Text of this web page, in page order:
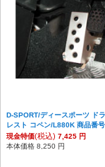
D-SPORT/ディースポーツ ド
レスト コペン/L880K 商品番
現金特価(税込) 7,425 円
本体価格 8,250 円